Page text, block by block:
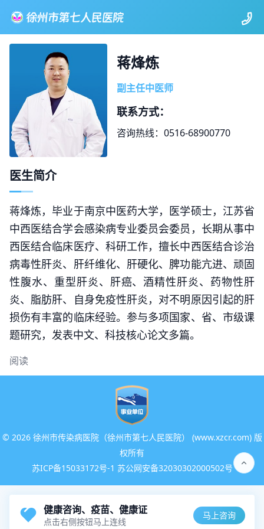
蒋烽炼
副主任中医师
联系方式：
咨询热线：0516-68900770
医生简介
蒋烽炼，毕业于南京中医药大学，医学硕士，江苏省
中西医结合学会感染病专业委员会委员，长期从事中
西医结合临床医疗、科研工作，擅长中西医结合诊治
病毒性肝炎、肝纤维化、肝硬化、脾功能亢进、顽固
性腹水、重型肝炎、肝癌、酒精性肝炎、药物性肝
炎、脂肪肝、自身免疫性肝炎，对不明原因引起的肝
损伤有丰富的临床经验。参与多项国家、省、市级课
题研究，发表中文、科技核心论文多篇。
阅读
© 2026 徐州市传染病医院（徐州市第七人民医院） (www.xzcr.com) 版
权所有
苏ICP备15033172号-1 苏公网安备32030302000502号
健康咨询、疫苗、健康证
点击右侧按钮马上连线
马上咨询